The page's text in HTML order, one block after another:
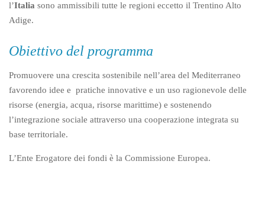
l’Italia sono ammissibili tutte le regioni eccetto il Trentino Alto
Adige.
Obiettivo del programma
Promuovere una crescita sostenibile nell’area del Mediterraneo
favorendo idee e pratiche innovative e un uso ragionevole delle
risorse (energia, acqua, risorse marittime) e sostenendo
l’integrazione sociale attraverso una cooperazione integrata su
base territoriale.
L’Ente Erogatore dei fondi è la Commissione Europea.